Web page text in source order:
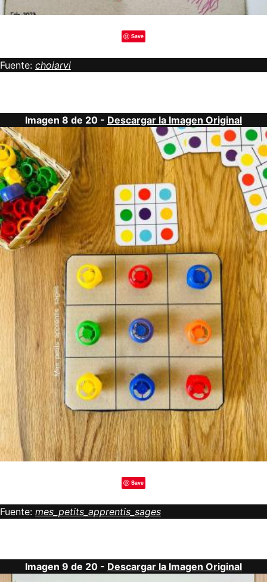
Save
Fuente: choiarvi
Imagen 8 de 20 - Descargar la Imagen Original
Save
Fuente: mes_petits_apprentis_sages
Imagen 9 de 20 - Descargar la Imagen Original